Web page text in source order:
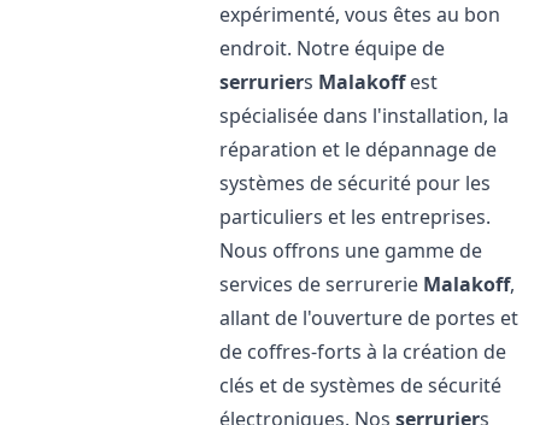
expérimenté, vous êtes au bon
endroit. Notre équipe de
serruriers Malakoffest
spécialisée dans l'installation, la
réparation et le dépannage de
systèmes de sécurité pour les
particuliers et les entreprises.
Nous offrons une gamme de
services de serrurerie Malakoff,
allant de l'ouverture de portes et
de coffres-forts à la création de
clés et de systèmes de sécurité
électroniques. Nosserruriers